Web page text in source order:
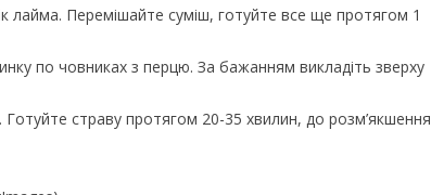
лайма. Перемішайте суміш, готуйте все ще протягом 1
по човниках з перцю. За бажанням викладіть зверху
страву протягом 20-35 хвилин, до розм’якшення